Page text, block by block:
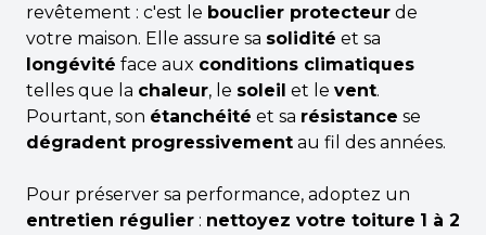
revêtement : c'est le bouclier protecteur de
votre maison. Elle assure sa solidité et sa
longévité face aux conditions climatiques
telles que la chaleur, le soleil et le vent.
Pourtant, son étanchéité et sa résistance se
dégradent progressivement au fil des années.
Pour préserver sa performance, adoptez un
entretien régulier : nettoyez votre toiture 1 à 2